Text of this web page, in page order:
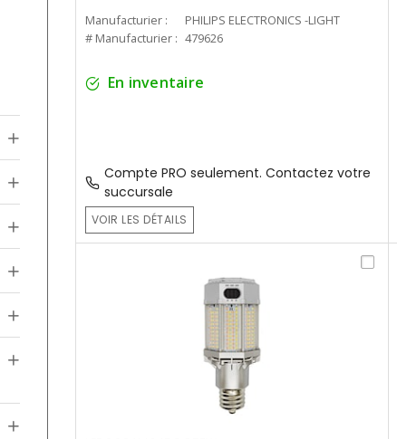
Manufacturier :
PHILIPS ELECTRONICS -LIGHT
# Manufacturier : 479626
En inventaire
Compte PRO seulement. Contactez votre
succursale
VOIR LES DÉTAILS